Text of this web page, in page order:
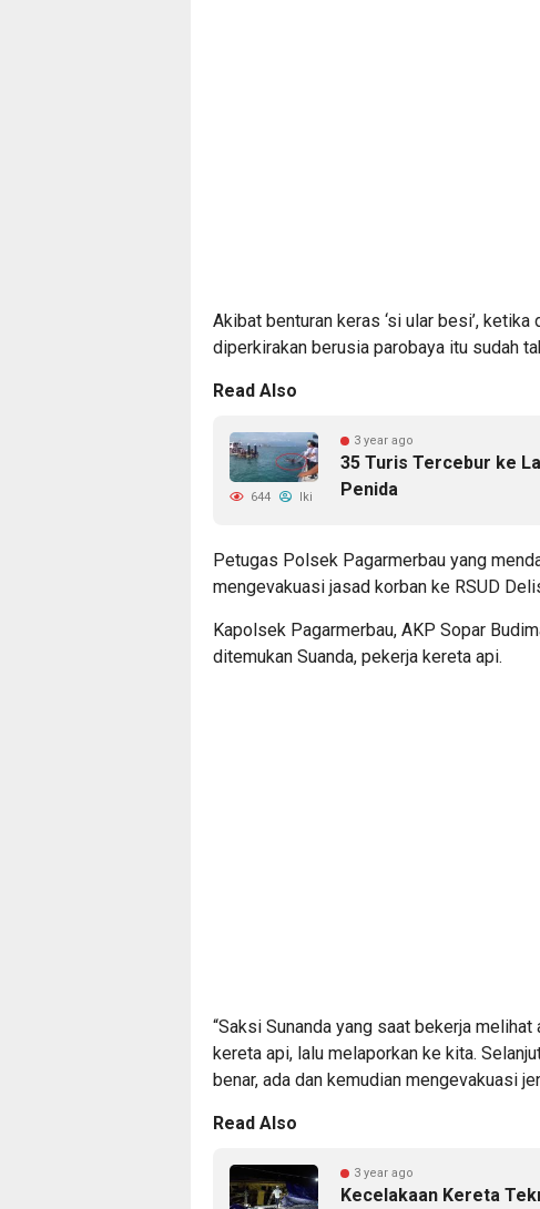
Akibat benturan keras ‘si ular besi’,
diperkirakan berusia parobaya itu sudah
Read Also
3 year ago
35 Turis Tercebur ke
Penida
644 Iki
Petugas Polsek Pagarmerbau yang
mengevakuasi jasad korban ke RSUD
Kapolsek Pagarmerbau, AKP Sopar
ditemukan Suanda, pekerja kereta api.
“Saksi Sunanda yang saat bekerja
kereta api, lalu melaporkan ke kita.
benar, ada dan kemudian mengevakuasi
Read Also
3 year ago
Kecelakaan Kereta